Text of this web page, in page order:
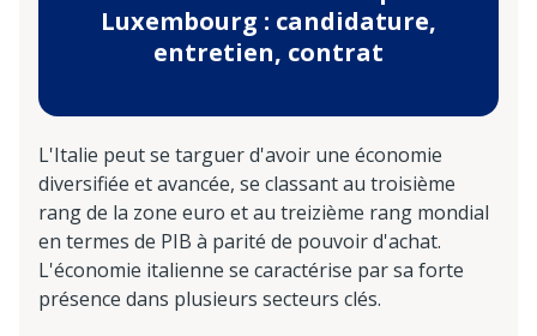
Luxembourg : candidature,
entretien, contrat
L'Italie peut se targuer d'avoir une économie
diversifiée et avancée, se classant au troisième
rang de la zone euro et au treizième rang mondial
en termes de PIB à parité de pouvoir d'achat.
L'économie italienne se caractérise par sa forte
présence dans plusieurs secteurs clés.